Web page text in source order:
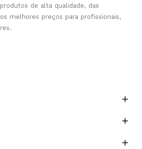
de alta qualidade, das
melhores preços para profissionais,


